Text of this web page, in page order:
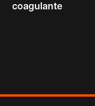
coagulante